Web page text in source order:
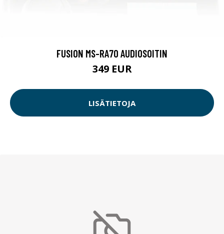
FUSION MS-RA70 AUDIOSOITIN
349 EUR
LISÄTIETOJA